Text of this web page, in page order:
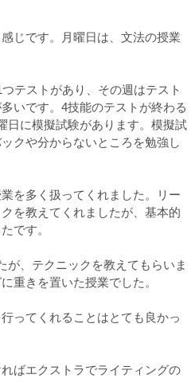
じです。月曜日は、文法の授業
テストがあり、その週はテスト
いです。4技能のテストが終わる
日に模擬試験があります。模擬試
クや分からないところを勉強し
を多く扱ってくれました。リー
を教えてくれましたが、基本的
です。
が、テクニックを教えてもらいま
重きを置いた授業でした。
ってくれることはとても良かっ
ばエクストラでライティングの